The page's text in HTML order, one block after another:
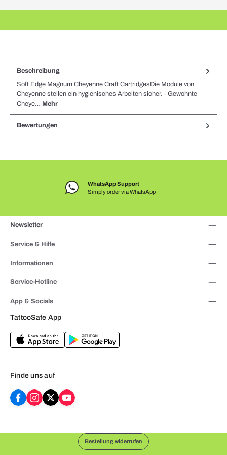
Beschreibung
Soft Edge Magnum Cheyenne Craft CartridgesDie Module von
Cheyenne stellen ein hygienisches Arbeiten sicher. - Gewohnte
Cheye… Mehr
Bewertungen
WhatsApp Support
Simply order via WhatsApp
Newsletter
App & Socials
TattooSafe App
Finde uns auf
Service & Hilfe
Informationen
Service-Hotline
Bestellung widerrufen